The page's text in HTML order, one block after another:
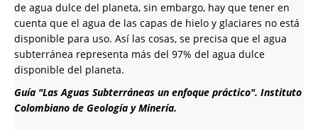
de agua dulce del planeta, sin embargo, hay que tener en
cuenta que el agua de las capas de hielo y glaciares no está
disponible para uso. Así las cosas, se precisa que el agua
subterránea representa más del 97% del agua dulce
disponible del planeta.
Guía "Las Aguas Subterráneas un enfoque práctico". Instituto
Colombiano de Geología y Minería.